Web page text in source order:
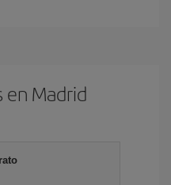
en Madrid